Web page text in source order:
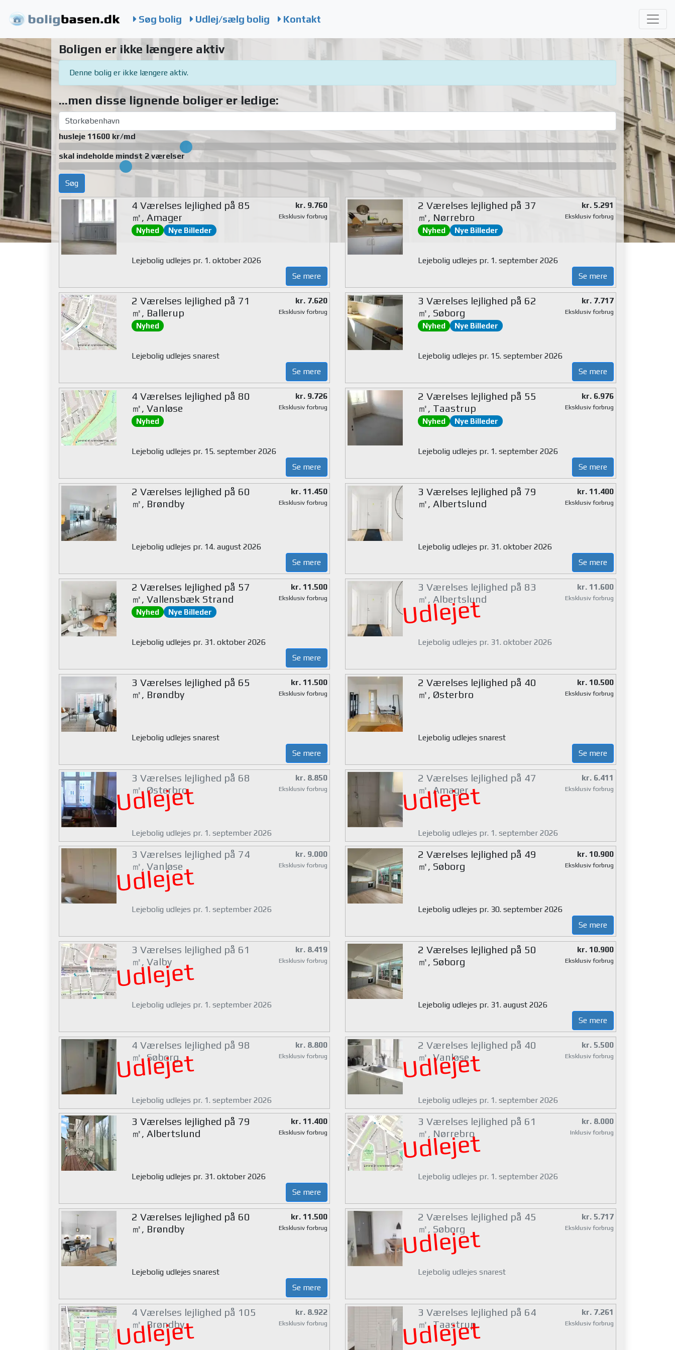
Søg bolig Udlej/sælg bolig Kontakt
Boligen er ikke længere aktiv
Denne bolig er ikke længere aktiv.
...men disse lignende boliger er ledige:
husleje 11600 kr/md
skal indeholde mindst 2 værelser
Søg
4 Værelses lejlighed på 85
㎡, Amager
Nyhed Nye Billeder
kr. 9.760
Eksklusiv forbrug
Lejebolig udlejes pr. 1. oktober 2026
Se mere
2 Værelses lejlighed på 37
㎡, Nørrebro
Nyhed Nye Billeder
kr. 5.291
Eksklusiv forbrug
Lejebolig udlejes pr. 1. september 2026
Se mere
2 Værelses lejlighed på 71
㎡, Ballerup
Nyhed
kr. 7.620
Eksklusiv forbrug
Lejebolig udlejes snarest
Se mere
3 Værelses lejlighed på 62
㎡, Søborg
Nyhed Nye Billeder
kr. 7.717
Eksklusiv forbrug
Lejebolig udlejes pr. 15. september 2026
Se mere
4 Værelses lejlighed på 80
㎡, Vanløse
Nyhed
kr. 9.726
Eksklusiv forbrug
Lejebolig udlejes pr. 15. september 2026
Se mere
2 Værelses lejlighed på 55
㎡, Taastrup
Nyhed Nye Billeder
kr. 6.976
Eksklusiv forbrug
Lejebolig udlejes pr. 1. september 2026
Se mere
2 Værelses lejlighed på 60
㎡, Brøndby
kr. 11.450
Eksklusiv forbrug
Lejebolig udlejes pr. 14. august 2026
Se mere
3 Værelses lejlighed på 79
㎡, Albertslund
kr. 11.400
Eksklusiv forbrug
Lejebolig udlejes pr. 31. oktober 2026
Se mere
2 Værelses lejlighed på 57
㎡, Vallensbæk Strand
Nyhed Nye Billeder
kr. 11.500
Eksklusiv forbrug
Lejebolig udlejes pr. 31. oktober 2026
Se mere
Udlejet
3 Værelses lejlighed på 83
㎡, Albertslund
kr. 11.600
Eksklusiv forbrug
Lejebolig udlejes pr. 31. oktober 2026
3 Værelses lejlighed på 65
㎡, Brøndby
kr. 11.500
Eksklusiv forbrug
Lejebolig udlejes snarest
Se mere
2 Værelses lejlighed på 40
㎡, Østerbro
kr. 10.500
Eksklusiv forbrug
Lejebolig udlejes snarest
Se mere
Udlejet
3 Værelses lejlighed på 68
㎡, Østerbro
kr. 8.850
Eksklusiv forbrug
Lejebolig udlejes pr. 1. september 2026
Udlejet
2 Værelses lejlighed på 47
㎡, Amager
kr. 6.411
Eksklusiv forbrug
Lejebolig udlejes pr. 1. september 2026
Udlejet
3 Værelses lejlighed på 74
㎡, Vanløse
kr. 9.000
Eksklusiv forbrug
Lejebolig udlejes pr. 1. september 2026
2 Værelses lejlighed på 49
㎡, Søborg
kr. 10.900
Eksklusiv forbrug
Lejebolig udlejes pr. 30. september 2026
Se mere
Udlejet
3 Værelses lejlighed på 61
㎡, Valby
kr. 8.419
Eksklusiv forbrug
Lejebolig udlejes pr. 1. september 2026
2 Værelses lejlighed på 50
㎡, Søborg
kr. 10.900
Eksklusiv forbrug
Lejebolig udlejes pr. 31. august 2026
Se mere
Udlejet
4 Værelses lejlighed på 98
㎡, Søborg
kr. 8.800
Eksklusiv forbrug
Lejebolig udlejes pr. 1. september 2026
Udlejet
2 Værelses lejlighed på 40
㎡, Vanløse
kr. 5.500
Eksklusiv forbrug
Lejebolig udlejes pr. 1. september 2026
3 Værelses lejlighed på 79
㎡, Albertslund
kr. 11.400
Eksklusiv forbrug
Lejebolig udlejes pr. 31. oktober 2026
Se mere
Udlejet
3 Værelses lejlighed på 61
㎡, Nørrebro
kr. 8.000
Inklusiv forbrug
Lejebolig udlejes pr. 1. september 2026
2 Værelses lejlighed på 60
㎡, Brøndby
kr. 11.500
Eksklusiv forbrug
Lejebolig udlejes snarest
Se mere
Udlejet
2 Værelses lejlighed på 45
㎡, Søborg
kr. 5.717
Eksklusiv forbrug
Lejebolig udlejes snarest
Udlejet
4 Værelses lejlighed på 105
㎡, Brøndby
kr. 8.922
Eksklusiv forbrug Udlejet
3 Værelses lejlighed på 64
㎡, Taastrup
kr. 7.261
Eksklusiv forbrug